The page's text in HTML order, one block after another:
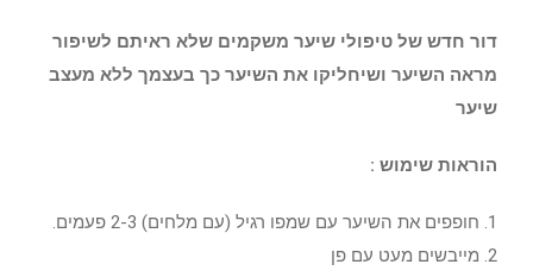
דור חדש של טיפולי שיער משקמים שלא ראיתם לשיפור
מראה השיער ושיחליקו את השיער כך בעצמך ללא מעצב
שיער
הוראות שימוש :
1. חופפים את השיער עם שמפו רגיל (עם מלחים) 2-3 פעמים.
2. מייבשים מעט עם פן